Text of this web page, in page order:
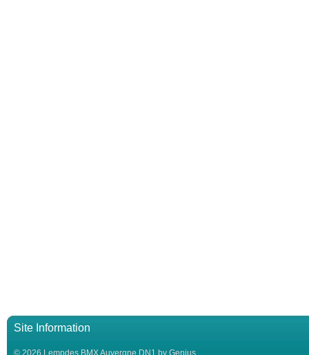
Site Information
© 2026 Lempdes BMX Auvergne DN1 by Genius